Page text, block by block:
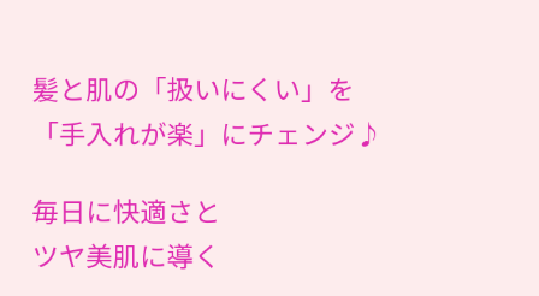
髪と肌の「扱いにくい」を
「手入れが楽」にチェンジ♪
毎日に快適さと
ツヤ美肌に導く